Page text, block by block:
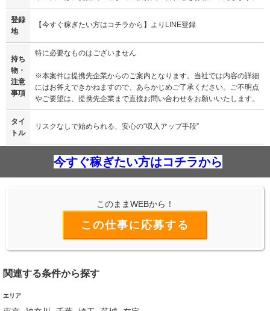
登録
地
【今すぐ稼ぎたい方はコチラから】よりLINE登録
持ち
物・
注意
事項
特に必要なものはございません
※本案件は提携先企業からのご案内となります。当社では内容の詳細
にはお答えできかねますので、あらかじめご了承ください。ご不明点
やご要望は、提携先企業まで直接お問い合わせをお願いいたします。
タイ
トル
リスクなしで始められる、安心の“収入アップ手段”
今すぐ稼ぎたい方はコチラから
このままWEBから！
この仕事に応募する
関連する条件から探す
エリア